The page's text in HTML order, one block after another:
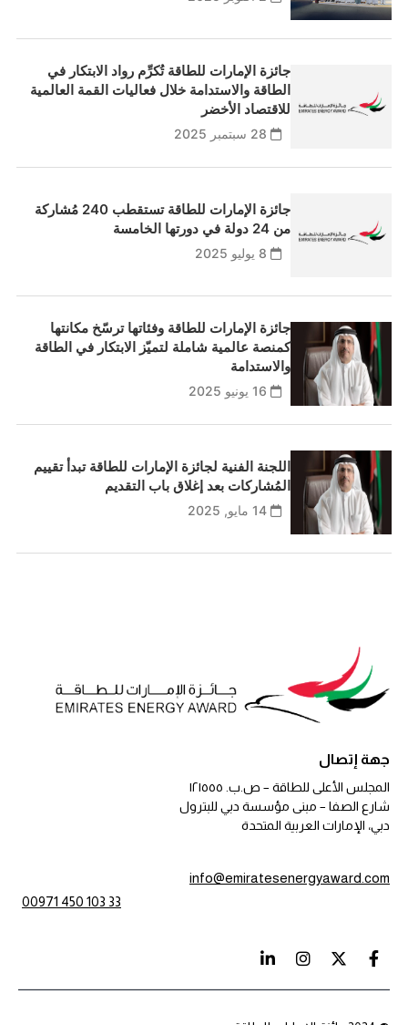
جائزة الإمارات للطاقة تُكرِّم رواد الابتكار في
الطاقة والاستدامة خلال فعاليات القمة العالمية
للاقتصاد الأخضر
جائزة الإمارات للطاقة تستقطب 240 مُشاركة
من 24 دولة في دورتها الخامسة
جائزة الإمارات للطاقة وفئاتها ترسّخ مكانتها
كمنصة عالمية شاملة لتميّز الابتكار في الطاقة
والاستدامة
اللجنة الفنية لجائزة الإمارات للطاقة تبدأ تقييم
المُشاركات بعد إغلاق باب التقديم
14 مايو, 2025
جهة إتصال
المجلس الأعلى للطاقة – ص.ب. ١٢١٥٥٥
شارع الصفا – مبنى مؤسسة دبي للبترول
دبي، الإمارات العربية المتحدة
info@emiratesenergyaward.com
00971 450 103 33